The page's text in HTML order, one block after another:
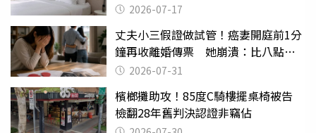
2026-07-17
丈夫小三假證做試管！癌妻開庭前1分
鐘再收離婚傳票 她崩潰：比八點檔
還扯2026-07-31
檳榔攤助攻！85度C騎樓擺桌椅被告
檢翻28年舊判決認證非竊佔